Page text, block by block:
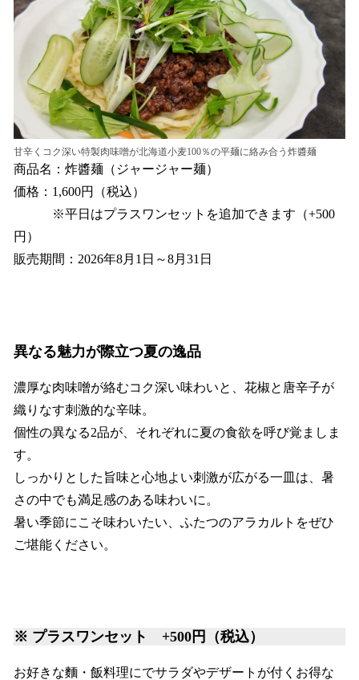
甘辛くコク深い特製肉味噌が北海道小麦100％の平麺に絡み合う炸醬麺
商品名：炸醬麺（ジャージャー麺）
価格：1,600円（税込）
※平日はプラスワンセットを追加できます（+500
円）
販売期間：2026年8月1日～8月31日
異なる魅力が際立つ夏の逸品
濃厚な肉味噌が絡むコク深い味わいと、花椒と唐辛子が
織りなす刺激的な辛味。
個性の異なる2品が、それぞれに夏の食欲を呼び覚ましま
す。
しっかりとした旨味と心地よい刺激が広がる一皿は、暑
さの中でも満足感のある味わいに。
暑い季節にこそ味わいたい、ふたつのアラカルトをぜひ
ご堪能ください。
※ プラスワンセット +500円 （税込）
お好きな麵・飯料理にでサラダやデザートが付くお得な